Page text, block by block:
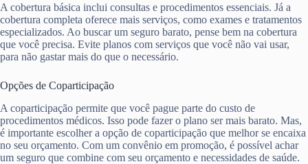
A cobertura básica inclui consultas e procedimentos essenciais. Já a
cobertura completa oferece mais serviços, como exames e tratamentos
especializados. Ao buscar um seguro barato, pense bem na cobertura
que você precisa. Evite planos com serviços que você não vai usar,
para não gastar mais do que o necessário.
Opções de Coparticipação
A coparticipação permite que você pague parte do custo de
procedimentos médicos. Isso pode fazer o plano ser mais barato. Mas,
é importante escolher a opção de coparticipação que melhor se encaixa
no seu orçamento. Com um convênio em promoção, é possível achar
um seguro que combine com seu orçamento e necessidades de saúde.